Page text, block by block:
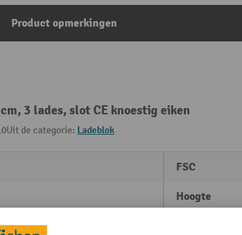
Product opmerkingen
3 lades, slot CE knoestig eiken
Uit de categorie: Ladeblok
FSC
Hoogte